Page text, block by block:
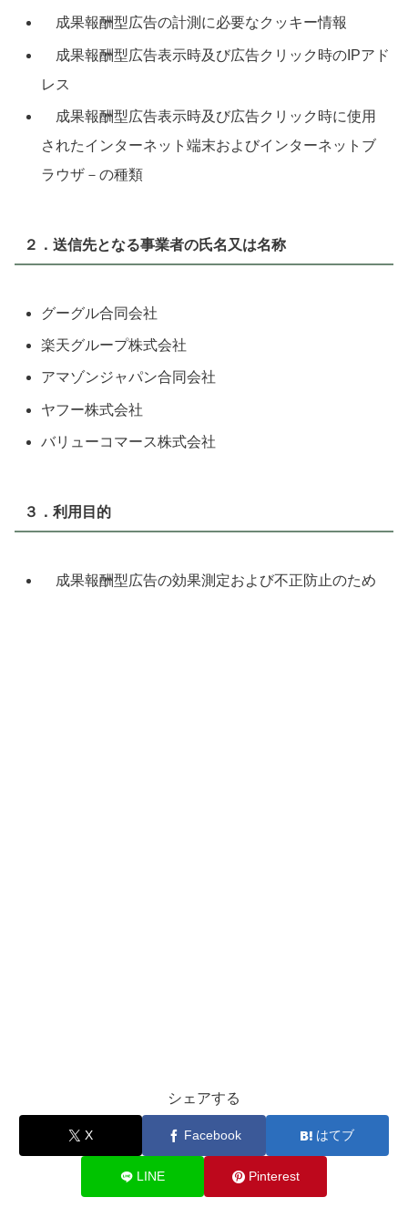
成果報酬型広告の計測に必要なクッキー情報
成果報酬型広告表示時及び広告クリック時のIPアド
レス
成果報酬型広告表示時及び広告クリック時に使用
されたインターネット端末およびインターネットブ
ラウザ－の種類
２．送信先となる事業者の氏名又は名称
グーグル合同会社
楽天グループ株式会社
アマゾンジャパン合同会社
ヤフー株式会社
バリューコマース株式会社
３．利用目的
成果報酬型広告の効果測定および不正防止のため
シェアする
X Facebook はてブ
LINE Pinterest